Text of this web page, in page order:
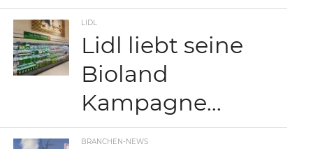
LIDL
Lidl liebt seine
Bioland
Kampagne…
BRANCHEN-NEWS